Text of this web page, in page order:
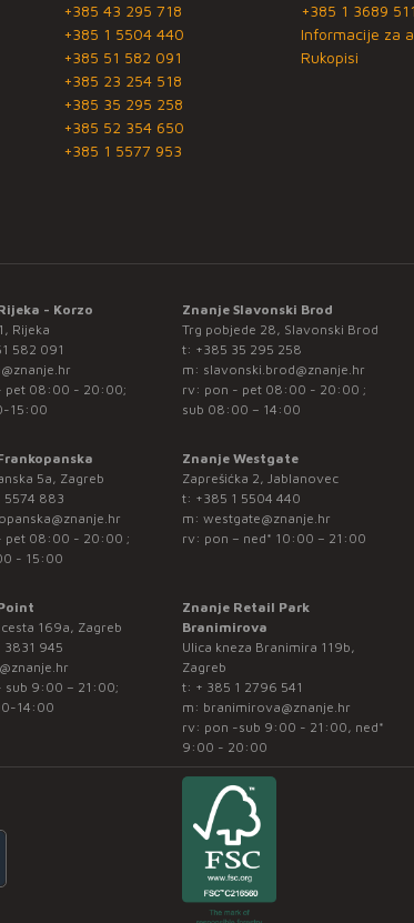
+385 43 295 718
+385 1 5504 440
+385 51 582 091
+385 23 254 518
+385 35 295 258
+385 52 354 650
+385 1 5577 953
+385 1 3689 511
Informacije za
Rukopisi
- Korzo
Rijeka
582 091
pet 08:00 - 20:00;
15:00
Znanje Slavonski Brod
Trg pobjede 28, Slavonski Brod
t: +385 35 295 258
m: slavonski.brod@znanje.hr
rv: pon - pet 08:00 - 20:00 ;
sub 08:00 – 14:00
5a, Zagreb
5574 883
pet 08:00 - 20:00 ;
- 15:00
Znanje Westgate
Zaprešićka 2, Jablanovec
t: +385 1 5504 440
m: westgate@znanje.hr
rv: pon – ned* 10:00 – 21:00
cesta 169a, Zagreb
3831 945
sub 9:00 – 21:00;
14:00
Znanje Retail Park
Branimirova
Ulica kneza Branimira 119b,
Zagreb
t: + 385 1 2796 541
m: branimirova@znanje.hr
rv: pon -sub 9:00 - 21:00, ned*
9:00 - 20:00